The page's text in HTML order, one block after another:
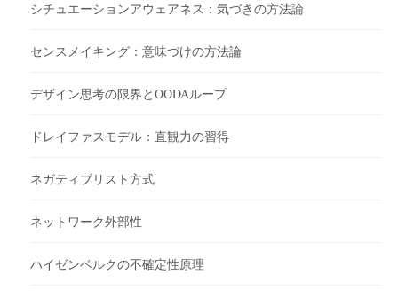
シチュエーションアウェアネス：気づきの方法論
センスメイキング：意味づけの方法論
デザイン思考の限界とOODAループ
ドレイファスモデル：直観力の習得
ネガティブリスト方式
ネットワーク外部性
ハイゼンベルクの不確定性原理